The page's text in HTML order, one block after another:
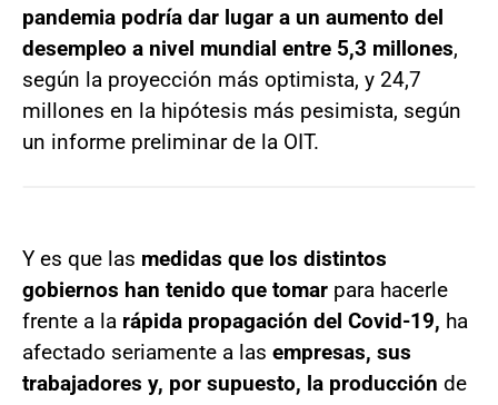
pandemia podría dar lugar a un aumento del
desempleo a nivel mundial entre 5,3 millones,
según la proyección más optimista, y 24,7
millones en la hipótesis más pesimista, según
un informe preliminar de la OIT.
Y es que las medidas que los distintos
gobiernos han tenido que tomar para hacerle
frente a la rápida propagación del Covid-19, ha
afectado seriamente a las empresas, sus
trabajadores y, por supuesto, la producción de